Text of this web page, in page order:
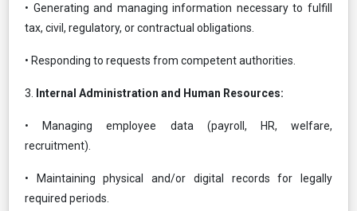
• Generating and managing information necessary to fulfill
tax, civil, regulatory, or contractual obligations.
• Responding to requests from competent authorities.
3. Internal Administration and Human Resources:
• Managing employee data (payroll, HR, welfare,
recruitment).
• Maintaining physical and/or digital records for legally
required periods.